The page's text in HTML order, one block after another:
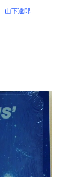
山下達郎